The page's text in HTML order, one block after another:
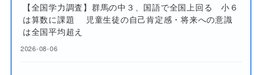
【全国学力調査】群馬の中３、国語で全国上回る 小６
は算数に課題 児童生徒の自己肯定感・将来への意識
は全国平均超え
2026-08-06